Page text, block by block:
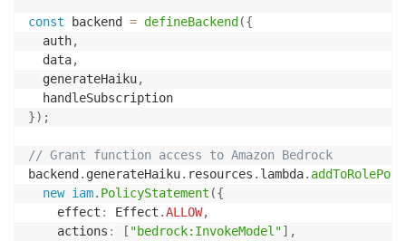
const backend = defineBackend({
  auth
,
  data
,
  generateHaiku
,
}) ;
// Grant function access to Amazon Bedrock
backend. generateHaiku. resources . lambda.
new iam. PolicyStatement ({
    effect
: Effect .ALLOW,
    actions
: [ "bedrock:InvokeModel"] ,